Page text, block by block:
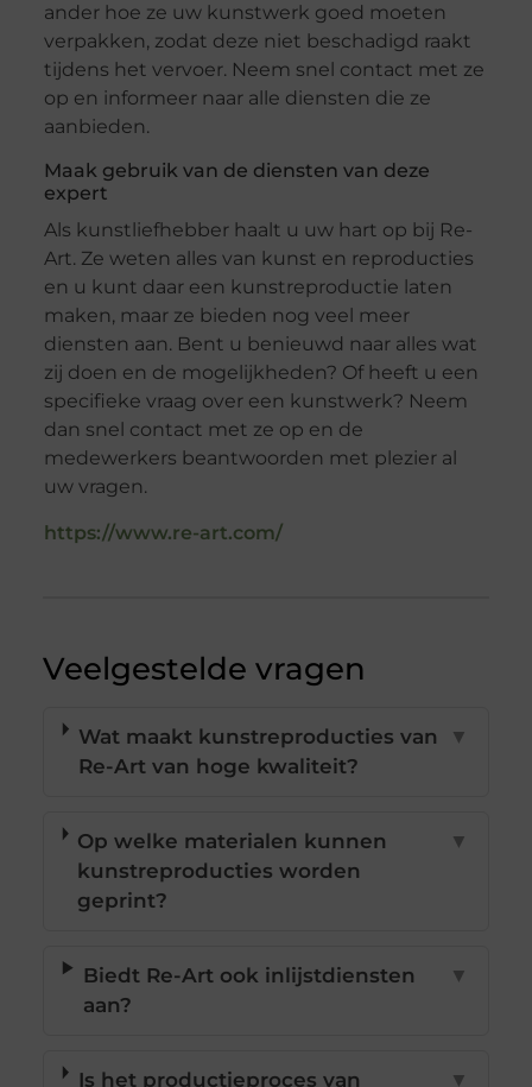
ander hoe ze uw kunstwerk goed moeten
verpakken, zodat deze niet beschadigd raakt
tijdens het vervoer. Neem snel contact met ze
op en informeer naar alle diensten die ze
aanbieden.
Maak gebruik van de diensten van deze
expert
Als kunstliefhebber haalt u uw hart op bij Re-
Art. Ze weten alles van kunst en reproducties
en u kunt daar een kunstreproductie laten
maken, maar ze bieden nog veel meer
diensten aan. Bent u benieuwd naar alles wat
zij doen en de mogelijkheden? Of heeft u een
specifieke vraag over een kunstwerk? Neem
dan snel contact met ze op en de
medewerkers beantwoorden met plezier al
uw vragen.
https://www.re-art.com/
Veelgestelde vragen
Wat maakt kunstreproducties van
Re-Art van hoge kwaliteit?
▼
Op welke materialen kunnen
kunstreproducties worden
geprint?
▼
Biedt Re-Art ook inlijstdiensten
aan?
▼
Is het productieproces van
▼